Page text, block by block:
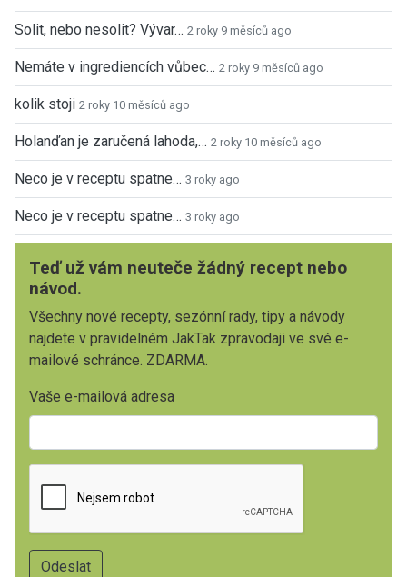
Solit, nebo nesolit? Vývar… 2 roky 9 měsíců ago
Nemáte v ingrediencích vůbec… 2 roky 9 měsíců ago
kolik stoji 2 roky 10 měsíců ago
Holanďan je zaručená lahoda,… 2 roky 10 měsíců ago
Neco je v receptu spatne… 3 roky ago
Neco je v receptu spatne… 3 roky ago
Teď už vám neuteče žádný recept nebo
návod.
Všechny nové recepty, sezónní rady, tipy a návody
najdete v pravidelném JakTak zpravodaji ve své e-
mailové schránce. ZDARMA.
Vaše e-mailová adresa